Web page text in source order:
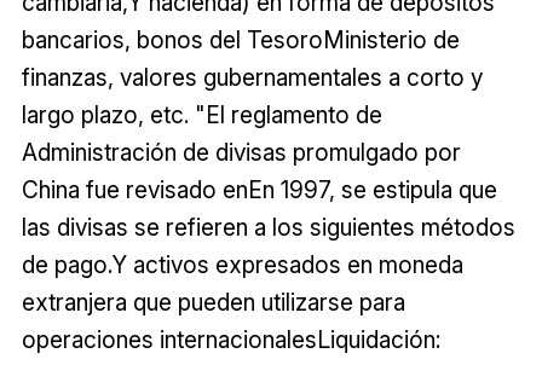
bancarios, bonos del TesoroMinisterio de
finanzas, valores gubernamentales a corto y
largo plazo, etc. "El reglamento de
Administración de divisas promulgado por
China fue revisado enEn 1997, se estipula que
las divisas se refieren a los siguientes métodos
de pago.Y activos expresados en moneda
extranjera que pueden utilizarse para
operaciones internacionalesLiquidación: